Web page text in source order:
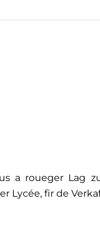
a roueger Lag
Lycée, fir de